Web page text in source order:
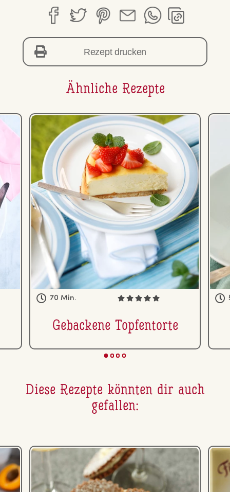
Rezept drucken
Ähnliche Rezepte
70 Min.
Gebackene Top­fen­tor­te
Diese Rezepte könnten dir auch
gefallen: